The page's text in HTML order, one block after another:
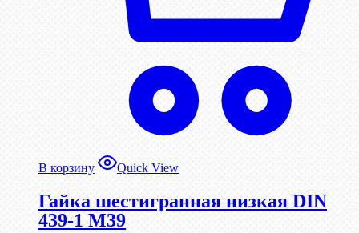
В корзину Quick View
Гайка шестигранная низкая DIN
439-1 М39